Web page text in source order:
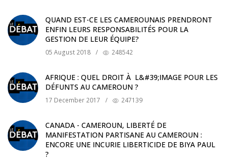
QUAND EST-CE LES CAMEROUNAIS PRENDRONT
ENFIN LEURS RESPONSABILITÉS POUR LA
GESTION DE LEUR ÉQUIPE?
05 August 2018 / 248542
AFRIQUE : QUEL DROIT À L&#39;IMAGE POUR LES
DÉFUNTS AU CAMEROUN ?
17 December 2017 / 247139
CANADA - CAMEROUN, LIBERTÉ DE
MANIFESTATION PARTISANE AU CAMEROUN :
ENCORE UNE INCURIE LIBERTICIDE DE BIYA PAUL
?